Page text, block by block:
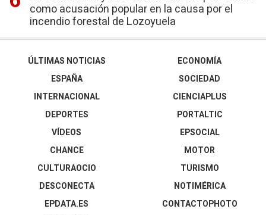
como acusación popular en la causa por el
incendio forestal de Lozoyuela
ÚLTIMAS NOTICIAS
ESPAÑA
INTERNACIONAL
DEPORTES
VÍDEOS
ECONOMÍA
SOCIEDAD
CIENCIAPLUS
PORTALTIC
EPSOCIAL
CHANCE
CULTURAOCIO
DESCONECTA
EPDATA.ES
MOTOR
TURISMO
NOTIMÉRICA
CONTACTOPHOTO